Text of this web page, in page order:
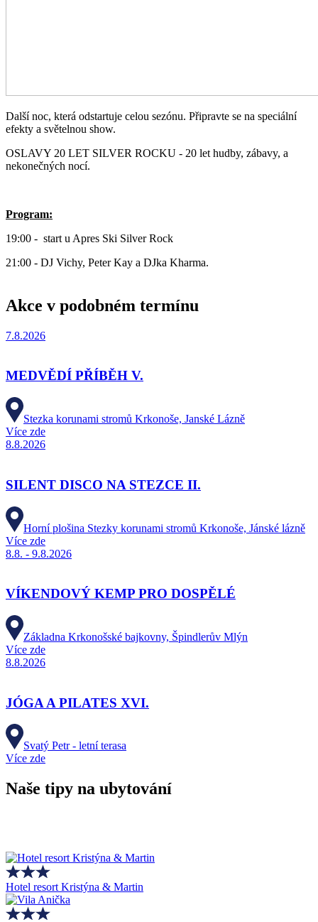
Další noc, která odstartuje celou sezónu. Připravte se na speciální
efekty a světelnou show.
OSLAVY 20 LET SILVER ROCKU - 20 let hudby, zábavy, a
nekonečných nocí.
Program:
19:00 - start u Apres Ski Silver Rock
21:00 - DJ Vichy, Peter Kay a DJka Kharma.
Akce v podobném termínu
7.8.2026
MEDVĚDÍ PŘÍBĚH V.
Stezka korunami stromů Krkonoše, Janské Lázně
Více zde
8.8.2026
SILENT DISCO NA STEZCE II.
Horní plošina Stezky korunami stromů Krkonoše, Jánské lázně
Více zde
8.8. - 9.8.2026
VÍKENDOVÝ KEMP PRO DOSPĚLÉ
Základna Krkonošské bajkovny, Špindlerův Mlýn
Více zde
8.8.2026
JÓGA A PILATES XVI.
Svatý Petr - letní terasa
Více zde
Naše tipy na ubytování
Hotel resort Kristýna & Martin